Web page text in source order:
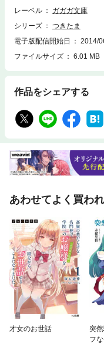
か公務員小説（？）第二弾
イラスト、モノクロの挿絵
レーベル
ガガガ文庫
シリーズ
つきたま
電子版配信開始日
2014/
ファイルサイズ
6.01 MB
作品をシェアする
あわせてよく買わ
才女のお世話
突
フ